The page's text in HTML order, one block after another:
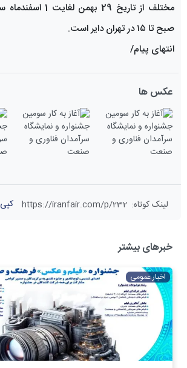
صبح تا ۱۵ در تهران دایر است.
انتهای پیام/
عکس ها
لینک کوتاه:
https://iranfair.com/p/232 کپی
خبرهای بیشتر
اخبار عمومی